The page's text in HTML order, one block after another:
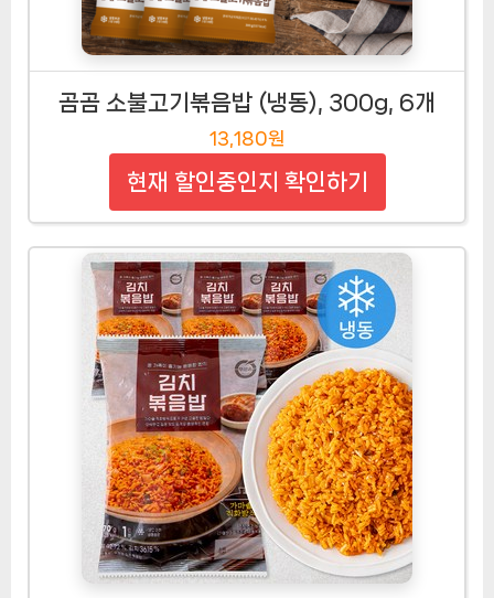
곰곰 소불고기볶음밥 (냉동), 300g, 6개
13,180원
현재 할인중인지 확인하기